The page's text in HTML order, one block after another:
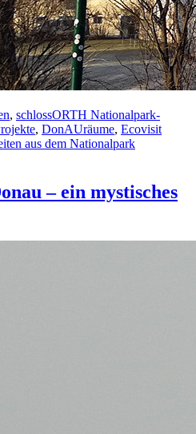
, schlossORTH Nationalpark-
, DonAUräume, Ecovisit
aus dem Nationalpark
– ein mystisches